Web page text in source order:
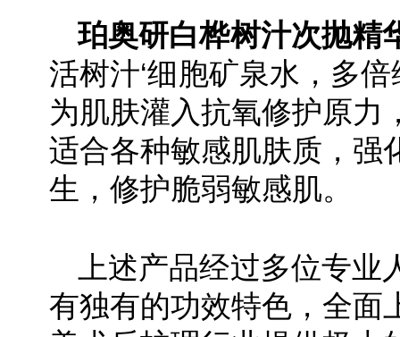
珀奥研白桦树汁次抛精
活树汁‘细胞矿泉水，多
为肌肤灌入抗氧修护原力
适合各种敏感肌肤质，强
生，修护脆弱敏感肌。
上述产品经过多位专
有独有的功效特色，全面